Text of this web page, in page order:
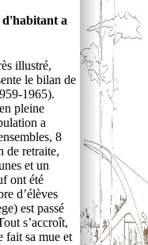
d'habitant a
illustré,
le bilan de
1965).
pleine
a
8
de retraite,
et un
ont été
d’élèves
est passé
s’accroît,
fait sa mue et